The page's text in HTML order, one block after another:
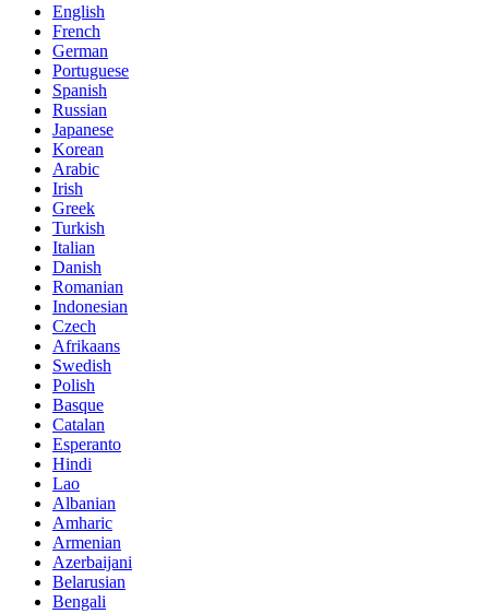
English
French
German
Portuguese
Spanish
Russian
Japanese
Korean
Arabic
Irish
Greek
Turkish
Italian
Danish
Romanian
Indonesian
Czech
Afrikaans
Swedish
Polish
Basque
Catalan
Esperanto
Hindi
Lao
Albanian
Amharic
Armenian
Azerbaijani
Belarusian
Bengali